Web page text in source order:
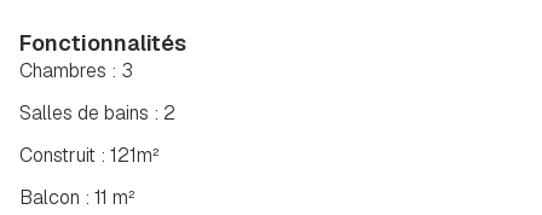
Fonctionnalités
Salles de bains : 2
Construit : 121m²
Chambres : 3
Balcon : 11 m²